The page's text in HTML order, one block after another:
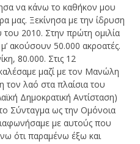
να κάνω το καθήκον μου
μας. Ξεκίνησα με την ίδρυση
του 2010. Στην πρώτη ομιλία
ακούσουν 50.000 ακροατές.
80.000. Στις 12
μαζί με τον Μανώλη
τον λαό στα πλαίσια του
Δημοκρατική Αντίσταση)
Σύνταγμα ως την Ομόνοια
με αυτούς που
ότι παραμένω έξω και